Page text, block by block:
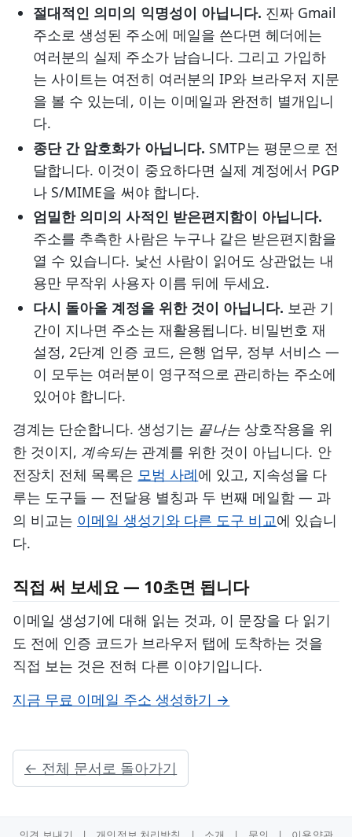
절대적인 의미의 익명성이 아닙니다. 진짜 Gmail
주소로 생성된 주소에 메일을 쓴다면 헤더에는
여러분의 실제 주소가 남습니다. 그리고 가입하
는 사이트는 여전히 여러분의 IP와 브라우저 지문
을 볼 수 있는데, 이는 이메일과 완전히 별개입니
다.
종단 간 암호화가 아닙니다. SMTP는 평문으로 전
달합니다. 이것이 중요하다면 실제 계정에서 PGP
나 S/MIME을 써야 합니다.
엄밀한 의미의 사적인 받은편지함이 아닙니다.
주소를 추측한 사람은 누구나 같은 받은편지함을
열 수 있습니다. 낯선 사람이 읽어도 상관없는 내
용만 무작위 사용자 이름 뒤에 두세요.
다시 돌아올 계정을 위한 것이 아닙니다. 보관 기
간이 지나면 주소는 재활용됩니다. 비밀번호 재
설정, 2단계 인증 코드, 은행 업무, 정부 서비스 —
이 모두는 여러분이 영구적으로 관리하는 주소에
있어야 합니다.
경계는 단순합니다. 생성기는 끝나는 상호작용을 위
한 것이지, 계속되는 관계를 위한 것이 아닙니다. 안
전장치 전체 목록은 모범 사례에 있고, 지속성을 다
루는 도구들 — 전달용 별칭과 두 번째 메일함 — 과
의 비교는 이메일 생성기와 다른 도구 비교에 있습니
다.
직접 써 보세요 — 10초면 됩니다
이메일 생성기에 대해 읽는 것과, 이 문장을 다 읽기
도 전에 인증 코드가 브라우저 탭에 도착하는 것을
직접 보는 것은 전혀 다른 이야기입니다.
지금 무료 이메일 주소 생성하기 →
← 전체 문서로 돌아가기